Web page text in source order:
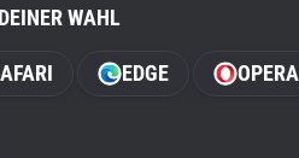
WAHL
EDGE OPERA